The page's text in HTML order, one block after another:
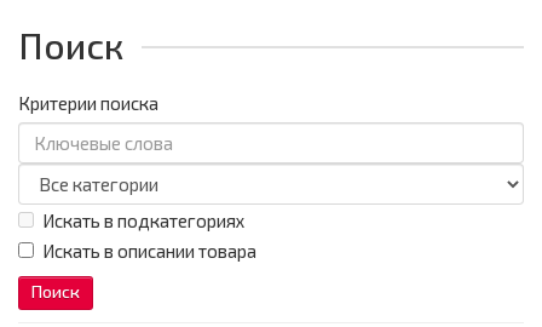
Поиск
Критерии поиска
Искать в подкатегориях
Искать в описании товара